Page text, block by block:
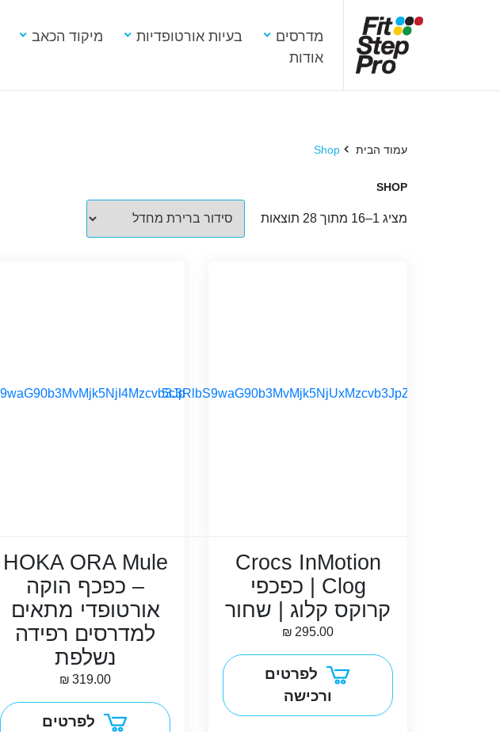
מדרסים בעיות אורטופדיות מיקוד הכאב
אודות
עמוד הבית Shop
SHOP
מציג 1–16 מתוך 28 תוצאות
Crocs InMotion
Clog | כפכפי
קרוקס קלוג | שחור
₪ 295.00
לפרטים
ורכישה
HOKA ORA Mule
– כפכף הוקה
אורטופדי מתאים
למדרסים רפידה
נשלפת
₪ 319.00
לפרטים